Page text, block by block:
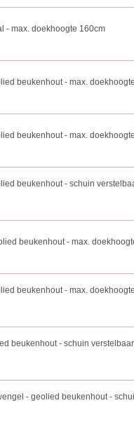
- max. doekhoogte 160cm
beukenhout - max.
beukenhout - max.
beukenhout - schuin
beukenhout - max.
beukenhout - max.
beukenhout - schuin
- geolied beukenhout -